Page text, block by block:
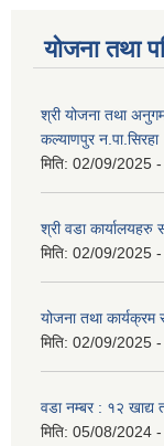
योजना तथा
श्री योजना तथा
कल्याणपुर न.पा.सिरहा
मिति: 02/09/2025
श्री वडा कार्यालयहरु
मिति: 02/09/2025
योजना तथा कार्यक्रम
मिति: 02/09/2025
वडा नम्बर : १२ खाद्य
मिति: 05/08/2024